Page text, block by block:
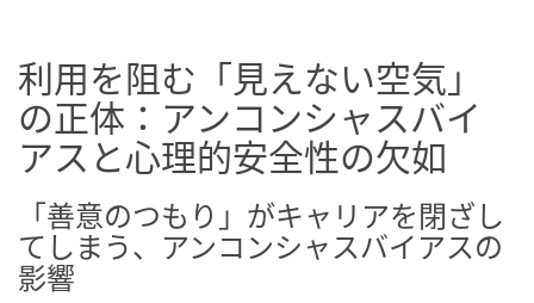
利用を阻む「見えない空気」
の正体：アンコンシャスバイ
アスと心理的安全性の欠如
「善意のつもり」がキャリアを閉ざし
てしまう、アンコンシャスバイアスの
影響